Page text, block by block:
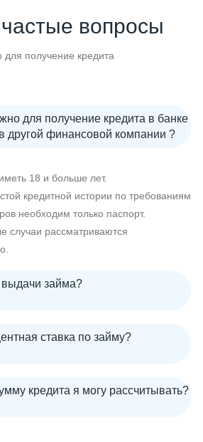
вопросы
для получение кредита
для получение кредита в банке
другой финансовой компании ?
18 и больше лет.
кредитной истории по требованиям
необходим только паспорт.
случаи рассматриваются
выдачи займа?
ставка по займу?
кредита я могу рассчитывать?